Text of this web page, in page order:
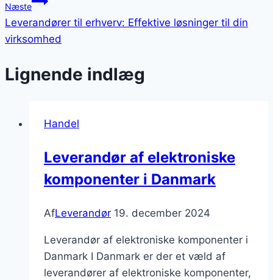
Næste
Leverandører til erhverv: Effektive løsninger til din
virksomhed
Lignende indlæg
Handel
Leverandør af elektroniske
komponenter i Danmark
AfLeverandør 19. december 2024
Leverandør af elektroniske komponenter i
Danmark I Danmark er der et væld af
leverandører af elektroniske komponenter,